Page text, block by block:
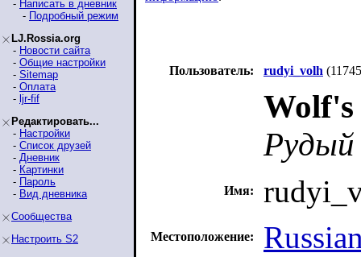
- Написать в дневник
- Подробный режим
LJ.Rossia.org
- Новости сайта
- Общие настройки
- Sitemap
- Оплата
- ljr-fif
Редактировать...
- Настройки
- Список друзей
- Дневник
- Картинки
- Пароль
- Вид дневника
Сообщества
Настроить S2
Пользователь: rudyi_volh
Wolf's
Рудый
Имя:
Местоположение: